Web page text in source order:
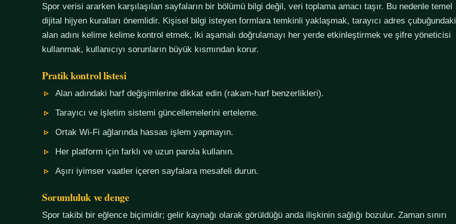
Spor verisi ararken karşılaşılan sayfaların bir bölümü bilgi değil, veri toplama amacı taşır. Bu nedenle temel
dijital hijyen kuralları önemlidir. Kişisel bilgi isteyen formlara temkinli yaklaşmak, tarayıcı adres çubuğundaki
alan adını kelime kelime kontrol etmek, iki aşamalı doğrulamayı her yerde etkinleştirmek ve şifre yöneticisi
kullanmak, kullanıcıyı sorunların büyük kısmından korur.
Pratik kontrol listesi
Alan adındaki harf değişimlerine dikkat edin (rakam-harf benzerlikleri).
Tarayıcı ve işletim sistemi güncellemelerini erteleme.
Ortak Wi-Fi ağlarında hassas işlem yapmayın.
Her platform için farklı ve uzun parola kullanın.
Aşırı iyimser vaatler içeren sayfalara mesafeli durun.
Sorumluluk ve denge
Spor takibi bir eğlence biçimidir; gelir kaynağı olarak görüldüğü anda ilişkinin sağlığı bozulur. Zaman sınırı